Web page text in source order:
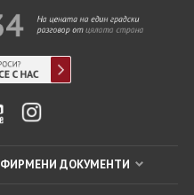
ФИРМЕНИ ДОКУМЕНТИ